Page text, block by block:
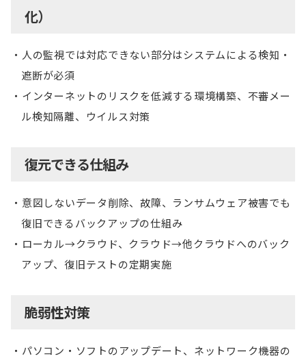
化）
人の監視では対応できない部分はシステムによる検知・
遮断が必須
インターネットのリスクを低減する環境構築、不審メー
ル検知隔離、ウイルス対策
復元できる仕組み
意図しないデータ削除、故障、ランサムウェア被害でも
復旧できるバックアップの仕組み
ローカル→クラウド、クラウド→他クラウドへのバック
アップ、復旧テストの定期実施
脆弱性対策
パソコン・ソフトのアップデート、ネットワーク機器の